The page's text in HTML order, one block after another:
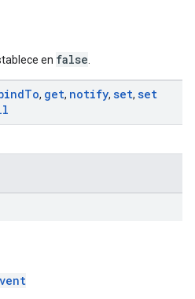
en false
To, get, notify, set, set